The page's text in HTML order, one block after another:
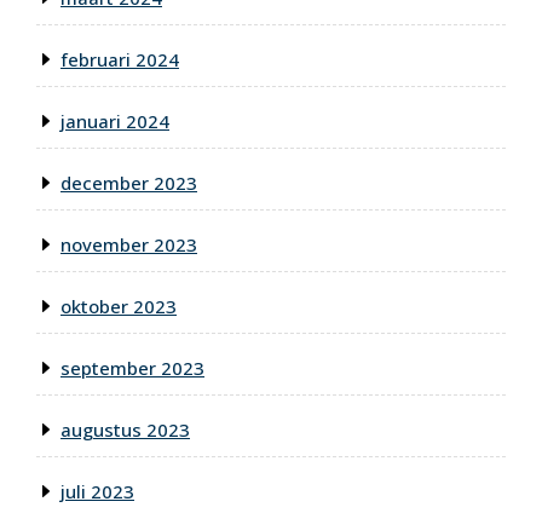
februari 2024
januari 2024
december 2023
november 2023
oktober 2023
september 2023
augustus 2023
juli 2023